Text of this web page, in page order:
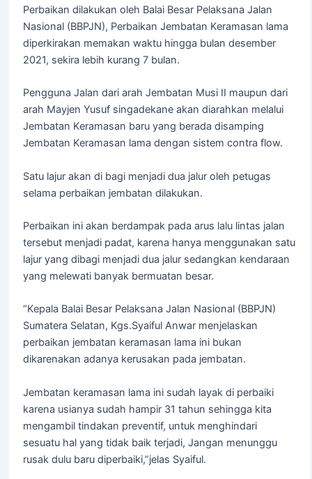
Perbaikan dilakukan oleh Balai Besar Pelaksana Jalan
Nasional (BBPJN), Perbaikan Jembatan Keramasan lama
diperkirakan memakan waktu hingga bulan desember
2021, sekira lebih kurang 7 bulan.
Pengguna Jalan dari arah Jembatan Musi II maupun dari
arah Mayjen Yusuf singadekane akan diarahkan melalui
Jembatan Keramasan baru yang berada disamping
Jembatan Keramasan lama dengan sistem contra flow.
Satu lajur akan di bagi menjadi dua jalur oleh petugas
selama perbaikan jembatan dilakukan.
Perbaikan ini akan berdampak pada arus lalu lintas jalan
tersebut menjadi padat, karena hanya menggunakan satu
lajur yang dibagi menjadi dua jalur sedangkan kendaraan
yang melewati banyak bermuatan besar.
“Kepala Balai Besar Pelaksana Jalan Nasional (BBPJN)
Sumatera Selatan, Kgs.Syaiful Anwar menjelaskan
perbaikan jembatan keramasan lama ini bukan
dikarenakan adanya kerusakan pada jembatan.
Jembatan keramasan lama ini sudah layak di perbaiki
karena usianya sudah hampir 31 tahun sehingga kita
mengambil tindakan preventif, untuk menghindari
sesuatu hal yang tidak baik terjadi, Jangan menunggu
rusak dulu baru diperbaiki,”jelas Syaiful.